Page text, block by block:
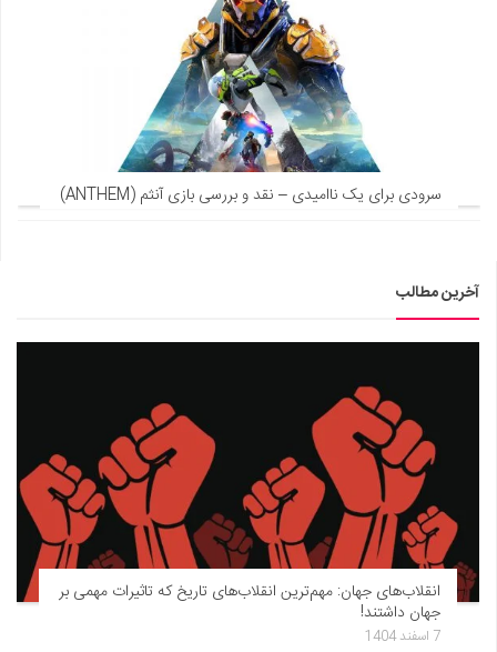
سرودی برای یک ناامیدی – نقد و بررسی بازی آنثم (ANTHEM)
آخرین مطالب
انقلاب‌های جهان: مهم‌ترین انقلاب‌های تاریخ که تاثیرات مهمی بر
جهان داشتند!
7 اسفند 1404